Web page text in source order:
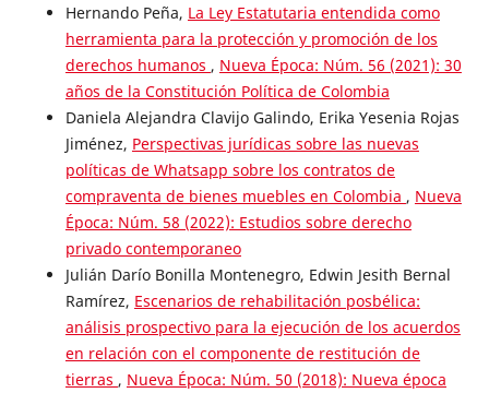
Hernando Peña, La Ley Estatutaria entendida como
herramienta para la protección y promoción de los
derechos humanos , Nueva Época: Núm. 56 (2021): 30
años de la Constitución Política de Colombia
Daniela Alejandra Clavijo Galindo, Erika Yesenia Rojas
Jiménez, Perspectivas jurídicas sobre las nuevas
políticas de Whatsapp sobre los contratos de
compraventa de bienes muebles en Colombia , Nueva
Época: Núm. 58 (2022): Estudios sobre derecho
privado contemporaneo
Julián Darío Bonilla Montenegro, Edwin Jesith Bernal
Ramírez, Escenarios de rehabilitación posbélica:
análisis prospectivo para la ejecución de los acuerdos
en relación con el componente de restitución de
tierras , Nueva Época: Núm. 50 (2018): Nueva época